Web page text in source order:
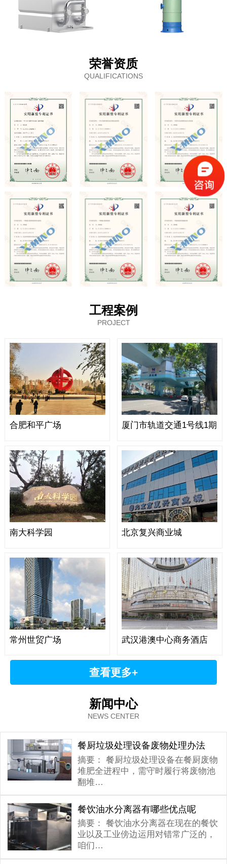
荣誉资质
QUALIFICATIONS
工程案例
PROJECT
合肥和平广场 厦门市轨道交通1号线1期
南大科学园 北京复兴商业城
常州世贸广场 武汉港澳中心商务酒店
查看更多+
新闻中心
NEWS CENTER
餐厨垃圾处理设备废物处理办法
摘要：
餐厨垃圾处理设备在餐厨废物
堆肥全进程中，需守时履行将废物池
翻堆…
餐饮油水分离器有哪些优点呢
摘要：
餐饮油水分离器在现在的餐饮
业以及工业傍边运用对错常广泛的，
咱们…